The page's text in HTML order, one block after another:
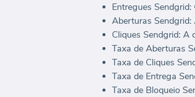
Entregues
Aberturas
Cliques Sendgrid: A
Taxa de Aberturas
Taxa de Cliques
Taxa de Entrega
Taxa de Bloqueio